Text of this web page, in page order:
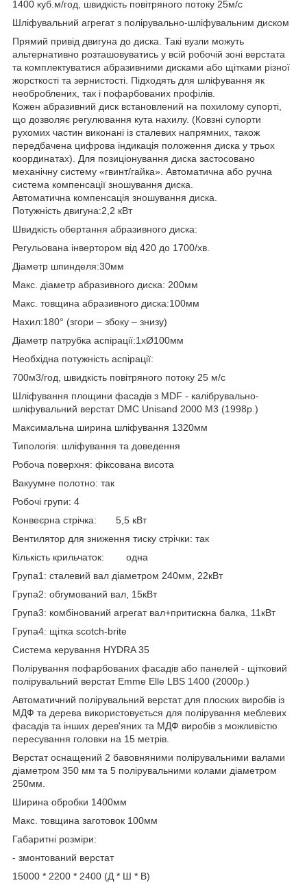
1400 куб.м/год, швидкість повітряного потоку 25м/с
Шліфувальний агрегат з полірувально-шліфувальним диском
Прямий привід двигуна до диска. Такі вузли можуть
альтернативно розташовуватись у всій робочій зоні верстата
та комплектуватися абразивними дисками або щітками різної
жорсткості та зернистості. Підходять для шліфування як
необроблених, так і пофарбованих профілів.
Кожен абразивний диск встановлений на похилому супорті,
що дозволяє регулювання кута нахилу. (Ковзні супорти
рухомих частин виконані із сталевих напрямних, також
передбачена цифрова індикація положення диска у трьох
координатах). Для позиціонування диска застосовано
механічну систему «гвинт/гайка». Автоматична або ручна
система компенсації зношування диска.
Автоматична компенсація зношування диска.
Потужність двигуна:2,2 кВт
Швидкість обертання абразивного диска:
Регульована інвертором від 420 до 1700/хв.
Діаметр шпинделя:30мм
Макс. діаметр абразивного диска: 200мм
Макс. товщина абразивного диска:100мм
Нахил:180° (згори – збоку – знизу)
Діаметр патрубка аспірації:1хØ100мм
Необхідна потужність аспірації:
700м3/год, швидкість повітряного потоку 25 м/с
Шліфування площини фасадів з MDF - калібрувально-
шліфувальний верстат DMC Unisand 2000 M3 (1998р.)
Максимальна ширина шліфування 1320мм
Типологія: шліфування та доведення
Робоча поверхня: фіксована висота
Вакуумне полотно: так
Робочі групи: 4
Конвеєрна стрічка: 5,5 кВт
Вентилятор для зниження тиску стрічки: так
Кількість крильчаток: одна
Група1: сталевий вал діаметром 240мм, 22кВт
Група2: обгумований вал, 15кВт
Група3: комбінований агрегат вал+притискна балка, 11кВт
Група4: щітка scotch-brite
Система керування HYDRA 35
Полірування пофарбованих фасадів або панелей - щітковий
полірувальний верстат Emme Elle LBS 1400 (2000р.)
Автоматичний полірувальний верстат для плоских виробів із
МДФ та дерева використовується для полірування меблевих
фасадів та інших дерев'яних та МДФ виробів з можливістю
пересування головки на 15 метрів.
Верстат оснащений 2 бавовняними полірувальними валами
діаметром 350 мм та 5 полірувальними колами діаметром
250мм.
Ширина обробки 1400мм
Макс. товщина заготовок 100мм
Габаритні розміри:
- змонтований верстат
15000 * 2200 * 2400 (Д * Ш * В)